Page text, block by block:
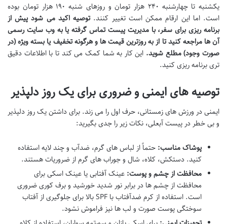
یکشنبه تا چهارشنبه ۲۴۰ هزار تومان و روزهای شنبه ۱۹۰ هزار تومان بوده
است. اما این ارقام ممکن است تغییر کنند.توصیه اکید می شود پیش از
برنامه ریزی برای سفر، با مدیریت پیست تماس گرفته یا به وب سایت رسمی
آن ها مراجعه کنید تا از به روزترین قیمت ها و هرگونه تخفیف یا بسته ویژه (در
صورت وجود) مطلع شوید. این کار به شما کمک می کند تا با اطلاعات دقیق
تری برنامه ریزی کنید.
توصیه های ایمنی و ضروری برای یک روز دلپذیر
ایمنی در ورزش های زمستانی، حرف اول را می زند. برای داشتن یک روز دلپذیر
و بی خطر در پیست آبعلی، نکات زیر را جدی بگیرید:
پوشاک مناسب: حتماً از لباس های گرم، ضدآب و چند لایه استفاده
کنید. دستکش، کلاه، شال و جوراب های گرم از ضروریات هستند.
محافظت از چشم و پوست: عینک آفتابی یا عینک اسکی برای
محافظت از چشم ها در برابر نور شدید خورشید و برف کوری ضروری
است. استفاده از کرم ضدآفتاب با SPF بالا برای جلوگیری از آفتاب
سوختگی پوست صورت و لب ها نیز فراموش نشود.